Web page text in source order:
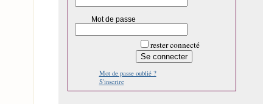
Mot de passe
rester connecté
Mot de passe oublié ?
S'inscrire